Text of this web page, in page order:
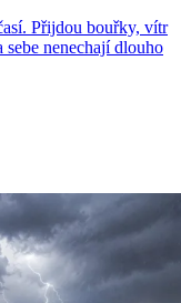
Přijdou bouřky, vítr
nenechají dlouho